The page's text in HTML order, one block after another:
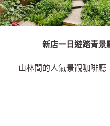
新店一日遊踏青景
山林間的人氣景觀咖啡廳